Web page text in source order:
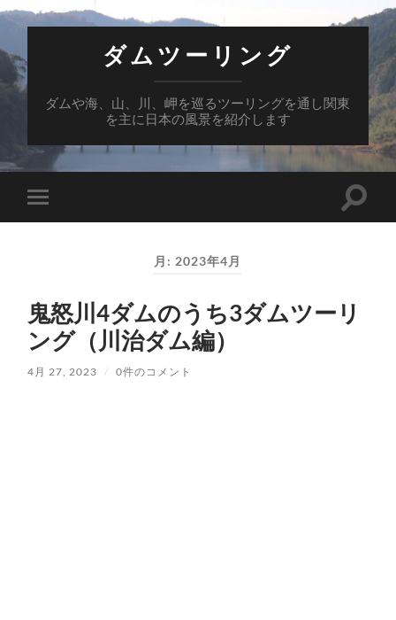
ダムツーリング
ダムや海、山、川、岬を巡るツーリングを通し関東
を主に日本の風景を紹介します
モ
バ
ー
を
切
り
替
え
検
を
切
月: 2023年4月
鬼怒川4ダムのうち3ダムツーリ
ング（川治ダム編）
4月 27, 2023 / 0件のコメント